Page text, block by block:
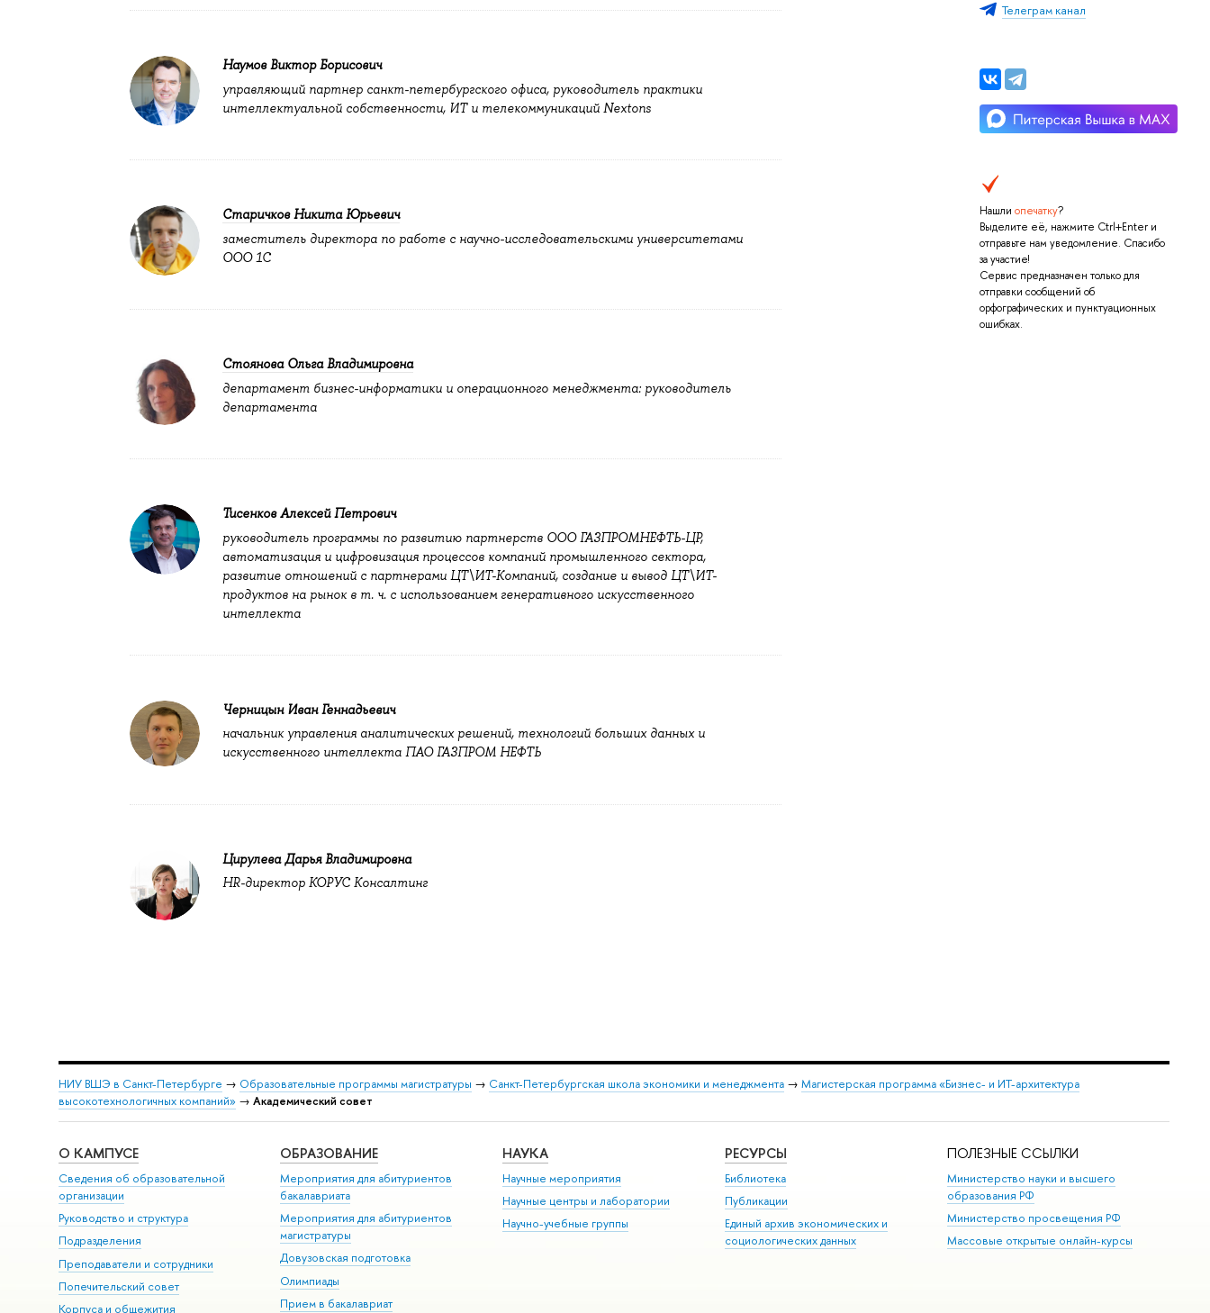
Телеграм канал
Нашли опечатку?
Выделите её, нажмите Ctrl+Enter и
отправьте нам уведомление. Спасибо
за участие!
Сервис предназначен только для
отправки сообщений об
орфографических и пунктуационных
ошибках.
Наумов Виктор Борисович
управляющий партнер санкт-петербургского офиса, руководитель практики
интеллектуальной собственности, ИТ и телекоммуникаций Nextons
Старичков Никита Юрьевич
заместитель директора по работе с научно-исследовательскими университетами
ООО 1С
Стоянова Ольга Владимировна
департамент бизнес-информатики и операционного менеджмента: руководитель
департамента
Тисенков Алексей Петрович
руководитель программы по развитию партнерств ООО ГАЗПРОМНЕФТЬ-ЦР,
автоматизация и цифровизация процессов компаний промышленного сектора,
развитие отношений с партнерами ЦТ\ИТ-Компаний, создание и вывод ЦТ\ИТ-
продуктов на рынок в т. ч. с использованием генеративного искусственного
интеллекта
Черницын Иван Геннадьевич
начальник управления аналитических решений, технологий больших данных и
искусственного интеллекта ПАО ГАЗПРОМ НЕФТЬ
Цирулева Дарья Владимировна
HR-директор КОРУС Консалтинг
НИУ ВШЭ в Санкт-Петербурге → Образовательные программы магистратуры → Санкт-Петербургская школа экономики и менеджмента→ Магистерская программа «Бизнес- и ИТ-архитектура
высокотехнологичных компаний» → Академический совет
О КАМПУСЕ
Сведения об образовательной
организации
Руководство и структура
Подразделения
Преподаватели и сотрудники
Попечительский совет
Корпуса и общежития
ОБРАЗОВАНИЕ
Мероприятия для абитуриентов
бакалавриата
Мероприятия для абитуриентов
магистратуры
Довузовская подготовка
Олимпиады
Прием в бакалавриат
НАУКА
Научные мероприятия
Научные центры и лаборатории
Научно-учебные группы
РЕСУРСЫ
Библиотека
Публикации
Единый архив экономических и
социологических данных
ПОЛЕЗНЫЕ ССЫЛКИ
Министерство науки и высшего
образования РФ
Министерство просвещения РФ
Массовые открытые онлайн-курсы